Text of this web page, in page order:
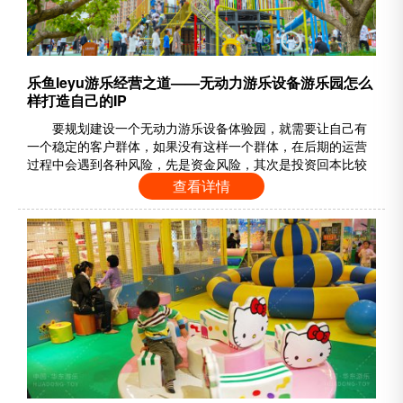
乐鱼leyu游乐经营之道——无动力游乐设备游乐园怎么
样打造自己的IP
要规划建设一个无动力游乐设备体验园，就需要让自己有
一个稳定的客户群体，如果没有这样一个群体，在后期的运营
过程中会遇到各种风险，先是资金风险，其次是投资回本比较
慢。无动力设备购买之前就应该定位客户，并有一个相对固定
的客户群来支持日常运营，以防止淡季运营中出现各种问题。
要建立稳定的客户群，提高消费者对游乐项目的粘性，那么，
如何打造无动力游乐设备的IP呢？ 1、环境设计要有美感、舒
适度好 随着家庭条件越来越好，……
查看详情